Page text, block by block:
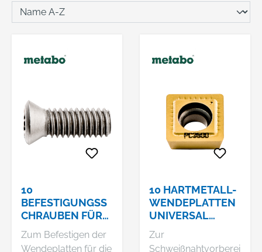
10
BEFESTIGUNGSS
CHRAUBEN FÜR
WENDEPLATTEN
(623566000)
Zum Befestigen der
Wendeplatten für die
10 HARTMETALL-
WENDEPLATTEN
UNIVERSAL
(KFM/KFMPB 15-
10F/ KFM 16-15F,
Zur
Schweißnahtvorberei